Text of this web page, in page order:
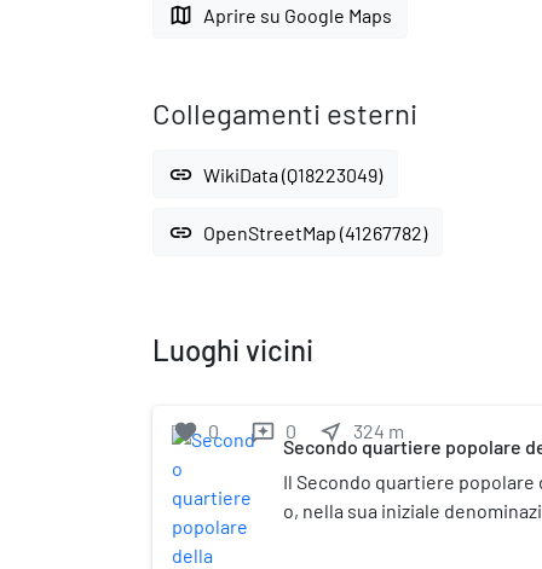
map Aprire su Google Maps
Collegamenti esterni
link WikiData (Q18223049)
link OpenStreetMap (41267782)
Luoghi vicini
favorite 0 reviews 0 near_me 324 m
Secondo quartiere popolare
Il Secondo quartiere popolare
o, nella sua iniziale